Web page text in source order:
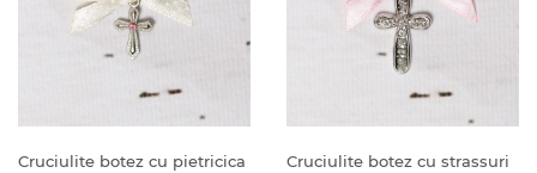
Cruciulite botez cu pietricica
Cruciulite botez cu strassuri